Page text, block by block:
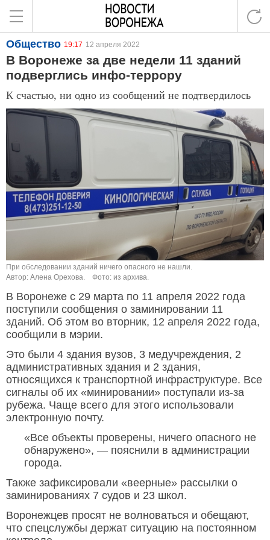
Общество 19:17 12 апреля 2022
В Воронеже за две недели 11 зданий
подверглись инфо-террору
К счастью, ни одно из сообщений не подтвердилось
При обследовании зданий ничего опасного не нашли.
Автор: Алена Орехова.
Фото: из архива.
В Воронеже с 29 марта по 11 апреля 2022 года
поступили сообщения о заминировании 11
зданий. Об этом во вторник, 12 апреля 2022 года,
сообщили в мэрии.
Это были 4 здания вузов, 3 медучреждения, 2
административных здания и 2 здания,
относящихся к транспортной инфраструктуре. Все
сигналы об их «минировании» поступали из-за
рубежа. Чаще всего для этого использовали
электронную почту.
«Все объекты проверены, ничего опасного не
обнаружено», — пояснили в администрации
города.
Также зафиксировали «веерные» рассылки о
заминированиях 7 судов и 23 школ.
Воронежцев просят не волноваться и обещают,
что спецслужбы держат ситуацию на постоянном